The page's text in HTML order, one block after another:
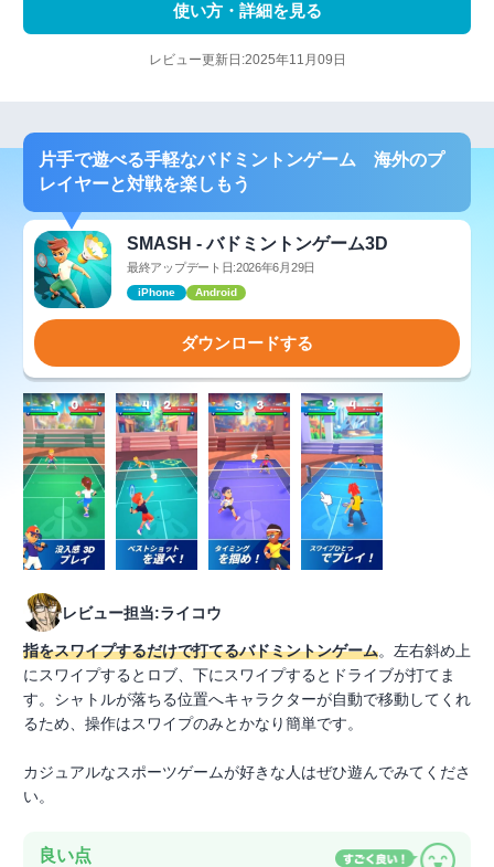
使い方・詳細を見る
レビュー更新日:2025年11月09日
片手で遊べる手軽なバドミントンゲーム 海外のプ
レイヤーと対戦を楽しもう
SMASH - バドミントンゲーム3D
最終アップデート日:2026年6月29日
iPhone Android
ダウンロードする
レビュー担当:ライコウ
指をスワイプするだけで打てるバドミントンゲーム。左右斜め上
にスワイプするとロブ、下にスワイプするとドライブが打てま
す。シャトルが落ちる位置へキャラクターが自動で移動してくれ
るため、操作はスワイプのみとかなり簡単です。
カジュアルなスポーツゲームが好きな人はぜひ遊んでみてくださ
い。
良い点